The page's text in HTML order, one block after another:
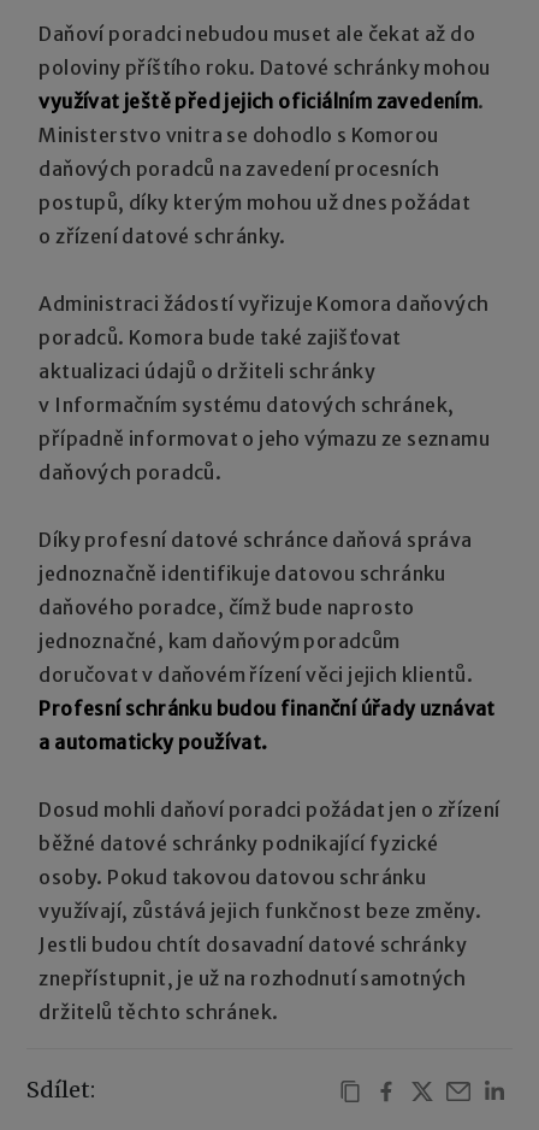
Daňoví poradci nebudou muset ale čekat až do
poloviny příštího roku. Datové schránky mohou
využívat ještě před jejich oficiálním zavedením.
Ministerstvo vnitra se dohodlo s Komorou
daňových poradců na zavedení procesních
postupů, díky kterým mohou už dnes požádat
o zřízení datové schránky.
Administraci žádostí vyřizuje Komora daňových
poradců. Komora bude také zajišťovat
aktualizaci údajů o držiteli schránky
v Informačním systému datových schránek,
případně informovat o jeho výmazu ze seznamu
daňových poradců.
Díky profesní datové schránce daňová správa
jednoznačně identifikuje datovou schránku
daňového poradce, čímž bude naprosto
jednoznačné, kam daňovým poradcům
doručovat v daňovém řízení věci jejich klientů.
Profesní schránku budou finanční úřady uznávat
a automaticky používat.
Dosud mohli daňoví poradci požádat jen o zřízení
běžné datové schránky podnikající fyzické
osoby. Pokud takovou datovou schránku
využívají, zůstává jejich funkčnost beze změny.
Jestli budou chtít dosavadní datové schránky
znepřístupnit, je už na rozhodnutí samotných
držitelů těchto schránek.
Sdílet: